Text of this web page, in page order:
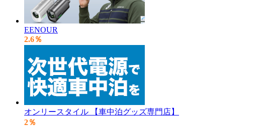
EENOUR
2.6％
オンリースタイル 【車中泊グッズ専門店】
2％